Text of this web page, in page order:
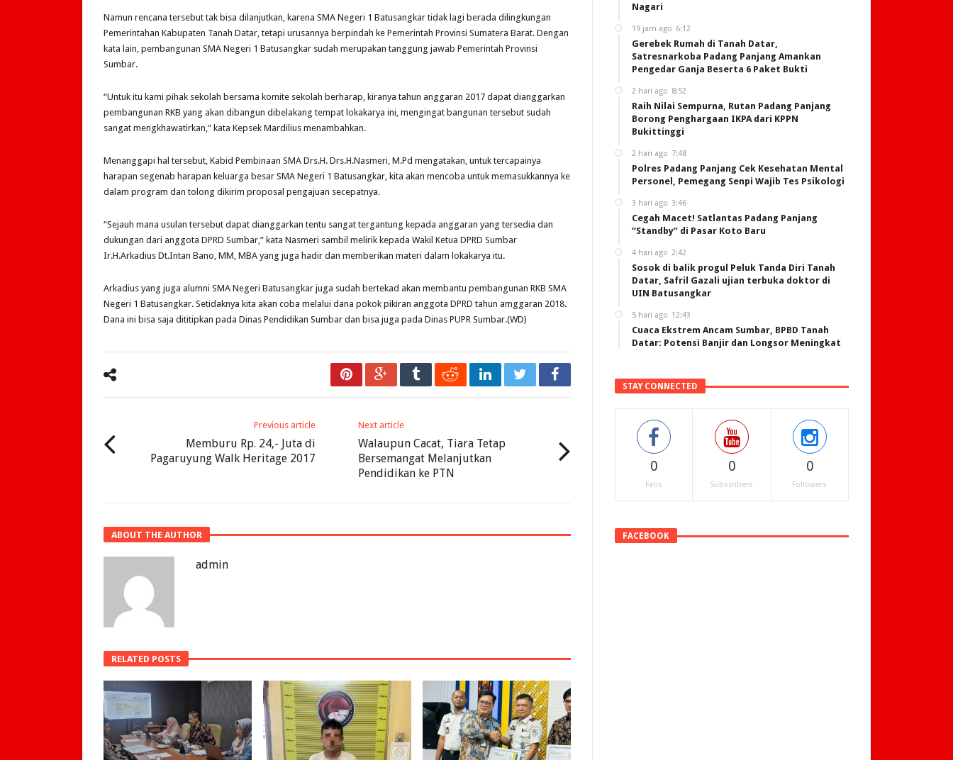
Namun rencana tersebut tak bisa dilanjutkan, karena SMA Negeri 1 Batusangkar tidak lagi berada dilingkungan
Pemerintahan Kabupaten Tanah Datar, tetapi urusannya berpindah ke Pemerintah Provinsi Sumatera Barat. Dengan
kata lain, pembangunan SMA Negeri 1 Batusangkar sudah merupakan tanggung jawab Pemerintah Provinsi
Sumbar.
“Untuk itu kami pihak sekolah bersama komite sekolah berharap, kiranya tahun anggaran 2017 dapat dianggarkan
pembangunan RKB yang akan dibangun dibelakang tempat lokakarya ini, mengingat bangunan tersebut sudah
sangat mengkhawatirkan,” kata Kepsek Mardilius menambahkan.
Menanggapi hal tersebut, Kabid Pembinaan SMA Drs.H. Drs.H.Nasmeri, M.Pd mengatakan, untuk tercapainya
harapan segenab harapan keluarga besar SMA Negeri 1 Batusangkar, kita akan mencoba untuk memasukkannya ke
dalam program dan tolong dikirim proposal pengajuan secepatnya.
“Sejauh mana usulan tersebut dapat dianggarkan tentu sangat tergantung kepada anggaran yang tersedia dan
dukungan dari anggota DPRD Sumbar,” kata Nasmeri sambil melirik kepada Wakil Ketua DPRD Sumbar
Ir.H.Arkadius Dt.Intan Bano, MM, MBA yang juga hadir dan memberikan materi dalam lokakarya itu.
Arkadius yang juga alumni SMA Negeri Batusangkar juga sudah bertekad akan membantu pembangunan RKB SMA
Negeri 1 Batusangkar. Setidaknya kita akan coba melalui dana pokok pikiran anggota DPRD tahun amggaran 2018.
Dana ini bisa saja dititipkan pada Dinas Pendidikan Sumbar dan bisa juga pada Dinas PUPR Sumbar.(WD)
Previous article
Memburu Rp. 24,- Juta di
Pagaruyung Walk Heritage 2017
Next article
Walaupun Cacat, Tiara Tetap
Bersemangat Melanjutkan
Pendidikan ke PTN
ABOUT THE AUTHOR
admin
RELATED POSTS
Nagari
19 jam ago 6:12
Gerebek Rumah di Tanah Datar,
Satresnarkoba Padang Panjang Amankan
Pengedar Ganja Beserta 6 Paket Bukti
2 hari ago 8:52
Raih Nilai Sempurna, Rutan Padang Panjang
Borong Penghargaan IKPA dari KPPN
Bukittinggi
2 hari ago 7:48
Polres Padang Panjang Cek Kesehatan Mental
Personel, Pemegang Senpi Wajib Tes Psikologi
3 hari ago 3:46
Cegah Macet! Satlantas Padang Panjang
“Standby” di Pasar Koto Baru
4 hari ago 2:42
Sosok di balik progul Peluk Tanda Diri Tanah
Datar, Safril Gazali ujian terbuka doktor di
UIN Batusangkar
5 hari ago 12:43
Cuaca Ekstrem Ancam Sumbar, BPBD Tanah
Datar: Potensi Banjir dan Longsor Meningkat
STAY CONNECTED
0
Fans
0
Subscribers
0
Followers
FACEBOOK